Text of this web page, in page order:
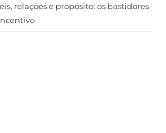
relações e propósito: os bastidores